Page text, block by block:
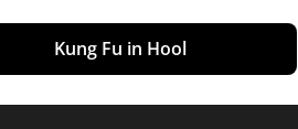
Kung Fu in Hool